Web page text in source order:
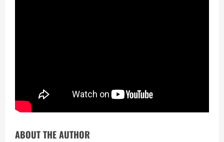
ABOUT THE AUTHOR